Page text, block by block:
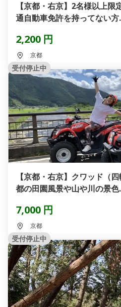
【京都・右京】2名様以上
通自動車免許を持ってない方
2,200 円
京都
受付停止中
【京都・右京】クワッド（
都の田園風景や山や川の景色
7,000 円
京都
受付停止中